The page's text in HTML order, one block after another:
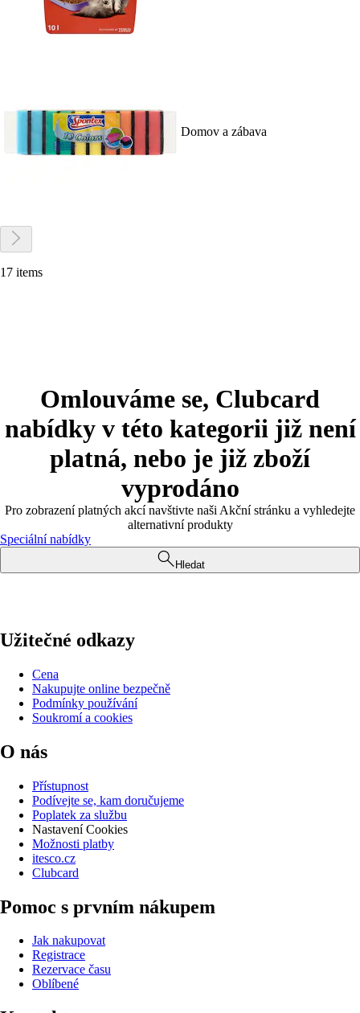
Domov a zábava
17 items
Omlouváme se, Clubcard
nabídky v této kategorii již není
platná, nebo je již zboží
vyprodáno
Pro zobrazení platných akcí navštivte naši Akční stránku a vyhledejte
alternativní produkty
Speciální nabídky
Hledat
Užitečné odkazy
Cena
Nakupujte online bezpečně
Podmínky používání
Soukromí a cookies
O nás
Přístupnost
Podívejte se, kam doručujeme
Poplatek za službu
Nastavení Cookies
Možnosti platby
itesco.cz
Clubcard
Pomoc s prvním nákupem
Jak nakupovat
Registrace
Rezervace času
Oblíbené